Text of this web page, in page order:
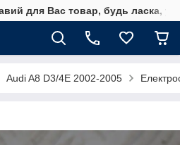
для Вас товар, будь ласка,
Audi A8 D3/4E 2002-2005